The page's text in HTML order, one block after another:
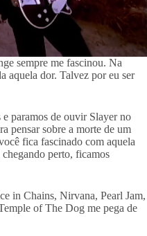
sempre me fascinou. Na
aquela dor. Talvez por eu ser
paramos de ouvir Slayer no
pensar sobre a morte de um
fica fascinado com aquela
perto, ficamos
in Chains, Nirvana, Pearl Jam,
of The Dog me pega de